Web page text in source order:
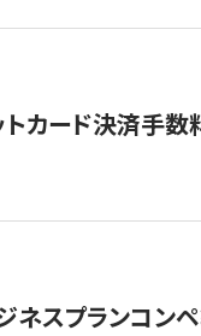
カード決済手数
ネスプランコン